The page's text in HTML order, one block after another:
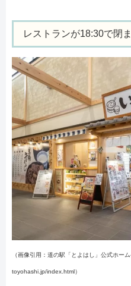
レストランが18:30で閉
（画像引用：道の駅「とよはし」公式ホー
toyohashi.jp/index.html）